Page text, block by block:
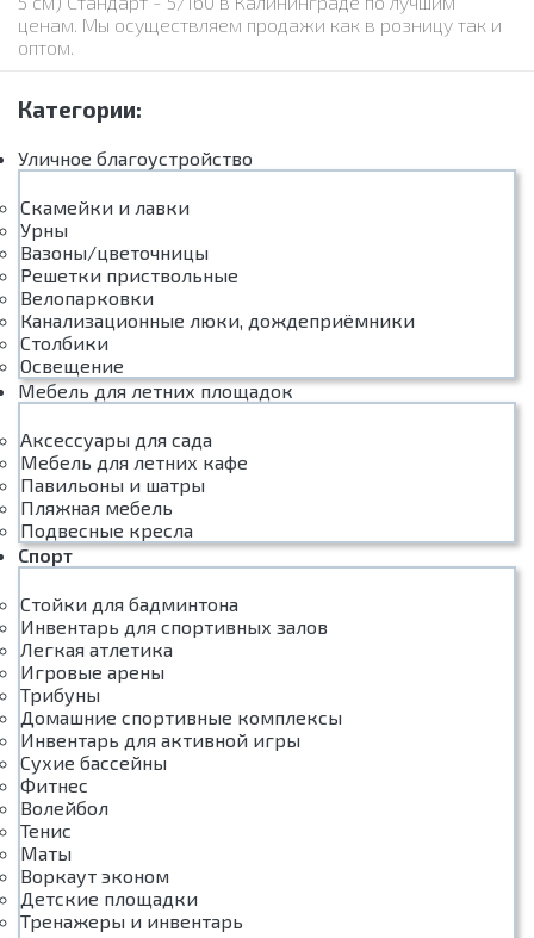
ценам. Мы осуществляем продажи как в розницу так и
оптом.
Категории:
Уличное благоустройство
Скамейки и лавки
Урны
Вазоны/цветочницы
Решетки приствольные
Велопарковки
Канализационные люки, дождеприёмники
Столбики
Освещение
Мебель для летних площадок
Аксессуары для сада
Мебель для летних кафе
Павильоны и шатры
Пляжная мебель
Подвесные кресла
Спорт
Стойки для бадминтона
Инвентарь для спортивных залов
Легкая атлетика
Игровые арены
Трибуны
Домашние спортивные комплексы
Инвентарь для активной игры
Сухие бассейны
Фитнес
Волейбол
Тенис
Маты
Воркаут эконом
Детские площадки
Тренажеры и инвентарь